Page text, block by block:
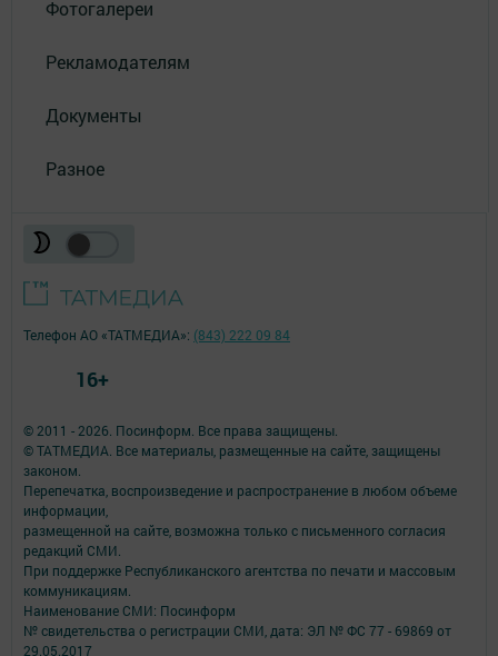
Фотогалереи
Рекламодателям
Документы
Разное
© 2011 - 2026. Посинформ. Все права защищены.
© ТАТМЕДИА. Все материалы, размещенные на сайте, защищены
законом.
Перепечатка, воспроизведение и распространение в любом объеме
информации,
размещенной на сайте, возможна только с письменного согласия
редакций СМИ.
При поддержке Республиканского агентства по печати и массовым
коммуникациям.
Наименование СМИ: Посинформ
№ свидетельства о регистрации СМИ, дата: ЭЛ № ФС 77 - 69869 от
29.05.2017
Телефон АО «ТАТМЕДИА»: (843) 222 09 84
16+